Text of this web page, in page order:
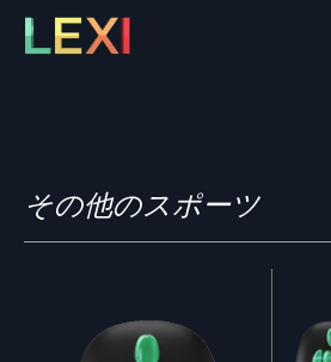
Skip
その他のスポーツ